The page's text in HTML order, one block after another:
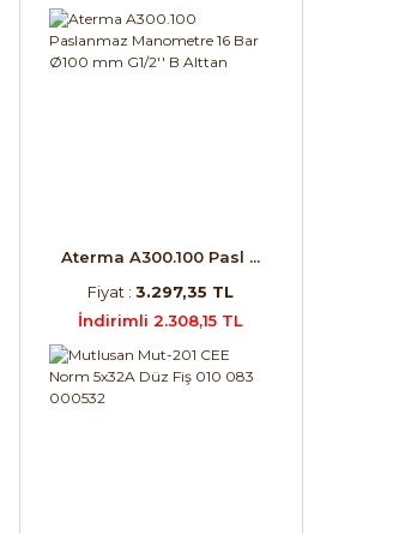
Aterma A300.100 Pasl ...
Fiyat :3.297,35 TL
İndirimli 2.308,15 TL